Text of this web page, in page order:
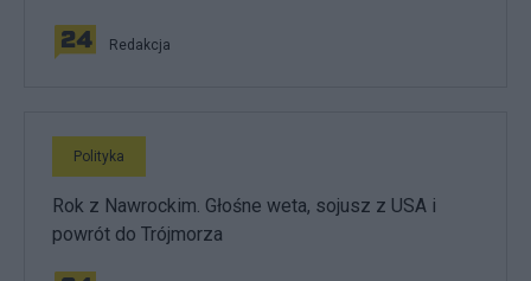
Redakcja
Polityka
Rok z Nawrockim. Głośne weta, sojusz z USA i
powrót do Trójmorza